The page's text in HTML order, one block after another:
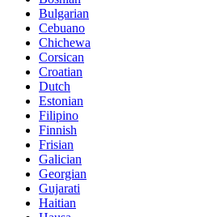
Bulgarian
Cebuano
Chichewa
Corsican
Croatian
Dutch
Estonian
Filipino
Finnish
Frisian
Galician
Georgian
Gujarati
Haitian